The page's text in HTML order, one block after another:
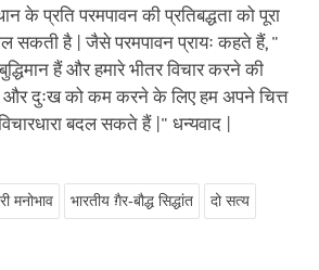
के प्रति परमपावन की प्रतिबद्धता को पूरा
सकती है | जैसे परमपावन प्रायः कहते हैं, "
हैं और हमारे भीतर विचार करने की
और दुःख को कम करने के लिए हम अपने चित्त
बदल सकते हैं |" धन्यवाद |
मनोभाव भारतीय ग़ैर-बौद्ध सिद्धांत दो सत्य